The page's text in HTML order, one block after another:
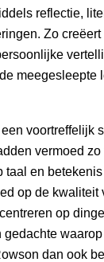
reflectie,
Zo
meegesleepte
voortreffelijk
vermoed
en
op de
op
gedachte
dan ook